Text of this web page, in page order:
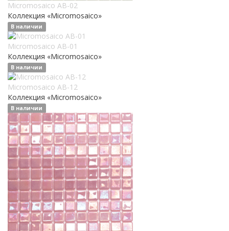
Micromosaico AB-02
Коллекция «Micromosaico»
В наличии
Micromosaico AB-01
Коллекция «Micromosaico»
В наличии
Micromosaico AB-12
Коллекция «Micromosaico»
В наличии